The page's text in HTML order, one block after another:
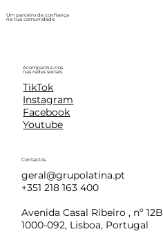
Um parceiro de confiança
na tua comunidade.
Acompanha-nos
nas redes sociais
TikTok
Instagram
Facebook
Youtube
Contactos
geral@grupolatina.pt
+351 218 163 400
Avenida Casal Ribeiro , nº 12B
1000-092, Lisboa, Portugal